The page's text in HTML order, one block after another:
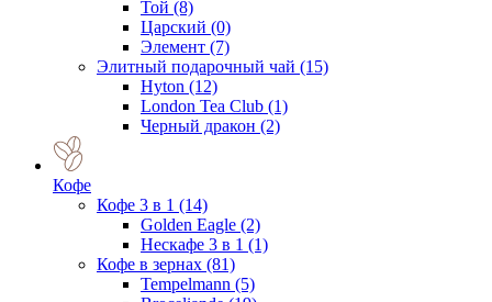
Той (8)
Царский (0)
Элемент (7)
Элитный подарочный чай (15)
Hyton (12)
London Tea Club (1)
Черный дракон (2)
Кофе
Кофе 3 в 1 (14)
Golden Eagle (2)
Нескафе 3 в 1 (1)
Кофе в зернах (81)
Tempelmann (5)